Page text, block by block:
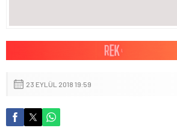
23 EYLÜL 2018 19:59